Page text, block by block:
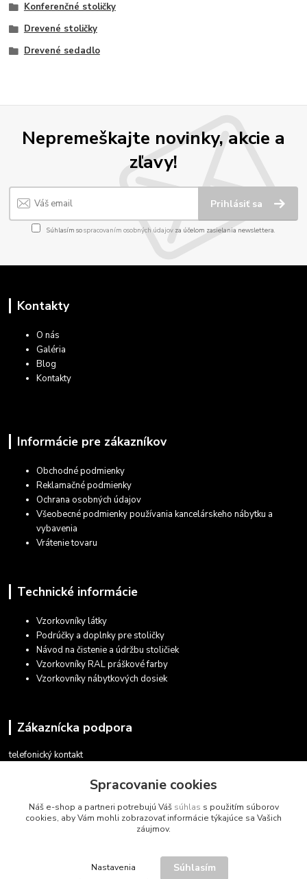
Konferenčné stoličky
Drevené stoličky
Drevené sedadlo
Nepremeškajte novinky, akcie a
zľavy!
Prihlásiť sa
Súhlasím sospracovaním osobných údajov za účelom zasielania newslettera.
Kontakty
O nás
Galéria
Blog
Kontakty
Informácie pre zákazníkov
Obchodné podmienky
Reklamačné podmienky
Ochrana osobných údajov
Všeobecné podmienky používania kancelárskeho nábytku a
vybavenia
Vrátenie tovaru
Technické informácie
Vzorkovníky látky
Podrúčky a doplnky pre stoličky
Návod na čistenie a údržbu stoličiek
Vzorkovníky RAL práškové farby
Vzorkovníky nábytkových dosiek
Zákaznícka podpora
telefonický kontakt
v pracovných dňoch 08.30 - 16.00
obchod@marketsk.sk
Spracovanie cookies
Náš e-shop a partneri potrebujú Váš súhlas s použitím súborov
cookies, aby Vám mohli zobrazovať informácie týkajúce sa Vašich
záujmov.
Nastavenia Súhlasím